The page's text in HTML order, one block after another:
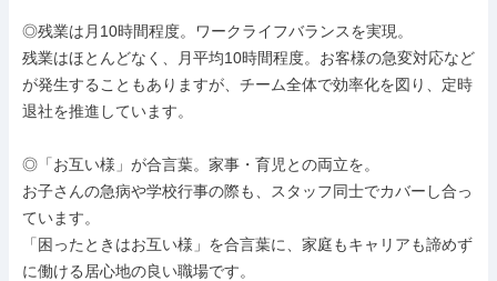
◎残業は月10時間程度。ワークライフバランスを実現。
残業はほとんどなく、月平均10時間程度。お客様の急変対応など
が発生することもありますが、チーム全体で効率化を図り、定時
退社を推進しています。
◎「お互い様」が合言葉。家事・育児との両立を。
お子さんの急病や学校行事の際も、スタッフ同士でカバーし合っ
ています。
「困ったときはお互い様」を合言葉に、家庭もキャリアも諦めず
に働ける居心地の良い職場です。